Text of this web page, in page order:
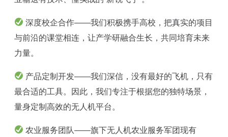
深度校企合作——我们积极携手高校，把真实的项目
与前沿的课堂相连，让产学研融合生长，共同培育未来
力量。
产品定制开发——我们深信，没有最好的飞机，只有
最合适的工具。因此，我们专注于根据您的独特场景，
量身定制高效的无人机平台。
农业服务团队——旗下无人机农业服务军团现有